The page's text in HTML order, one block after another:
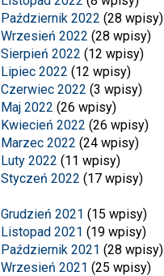
Październik 2022 (28 wpisy)
Wrzesień 2022 (28 wpisy)
Sierpień 2022 (12 wpisy)
Lipiec 2022 (12 wpisy)
Czerwiec 2022 (3 wpisy)
Maj 2022 (26 wpisy)
Kwiecień 2022 (26 wpisy)
Marzec 2022 (24 wpisy)
Luty 2022 (11 wpisy)
Styczeń 2022 (17 wpisy)
Grudzień 2021 (15 wpisy)
Listopad 2021 (19 wpisy)
Październik 2021 (28 wpisy)
Wrzesień 2021 (25 wpisy)